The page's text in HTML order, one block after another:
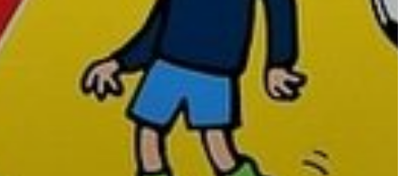
PÉNZÜGYEI
KÖLTSÉGVETÉSI
RENDELETEK